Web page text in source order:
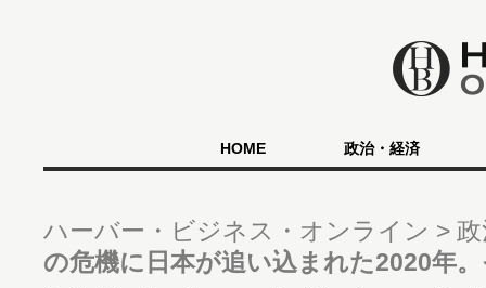
HOME 政治・経済
ハーバー・ビジネス・オンライン
の危機に日本が追い込まれた2020年